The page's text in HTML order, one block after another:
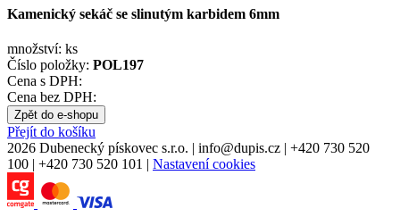
Kamenický sekáč se slinutým karbidem 6mm
množství: ks
Číslo položky: POL197
Cena s DPH:
Cena bez DPH:
Zpět do e-shopu
Přejít do košíku
2026 Dubenecký pískovec s.r.o. | info@dupis.cz | +420 730 520
100 | +420 730 520 101 | Nastavení cookies